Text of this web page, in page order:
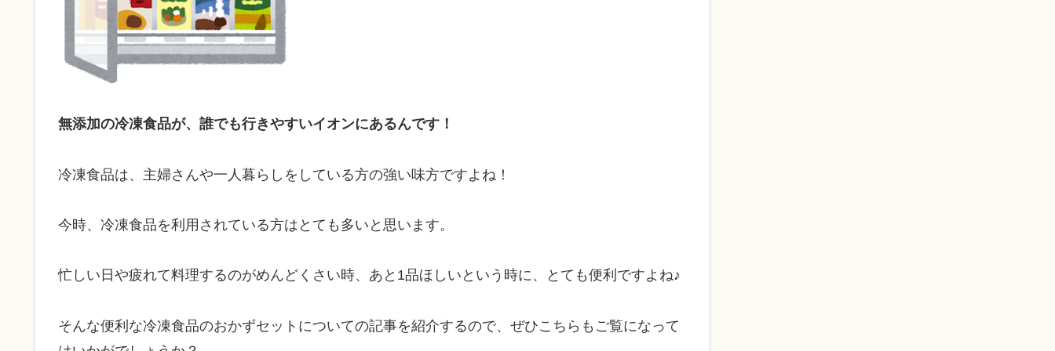
無添加の冷凍食品が、誰でも行きやすいイオンにあるんです！
冷凍食品は、主婦さんや一人暮らしをしている方の強い味方ですよね！
今時、冷凍食品を利用されている方はとても多いと思います。
忙しい日や疲れて料理するのがめんどくさい時、あと1品ほしいという時に、とても便利ですよね♪
そんな便利な冷凍食品のおかずセットについての記事を紹介するので、ぜひこちらもご覧になって